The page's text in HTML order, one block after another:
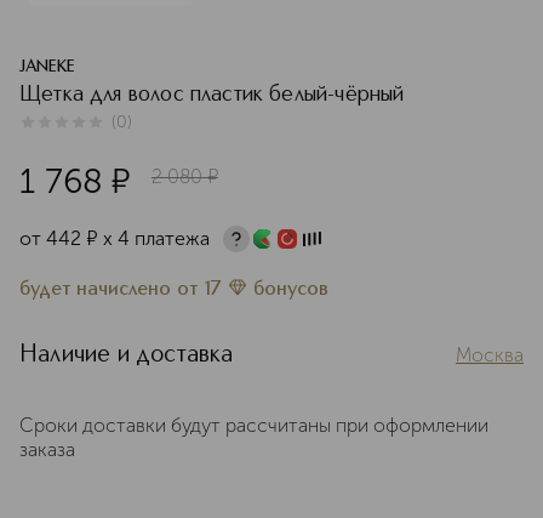
JANEKE
Щетка для волос пластик белый-чёрный
(0)
1 768 ¤ 2 080 ¤
от 442 ¤ х 4 платежа
будет начислено от 17 бонусов
Наличие и доставка Москва
Сроки доставки будут рассчитаны при оформлении
заказа